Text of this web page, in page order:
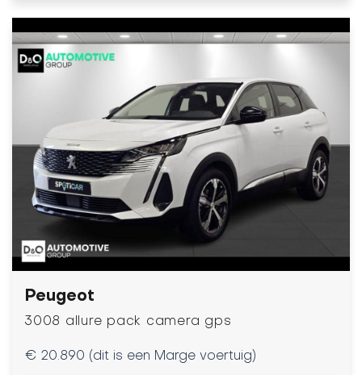
Peugeot
3008 allure pack camera gps
€ 20.890 (dit is een Marge voertuig)